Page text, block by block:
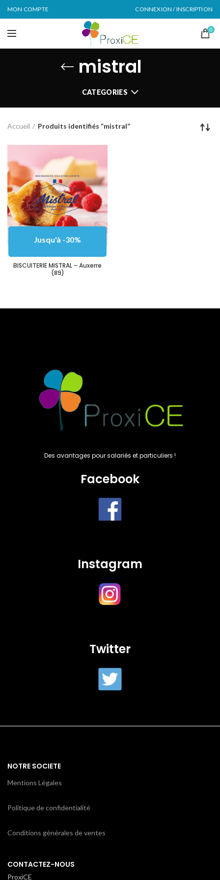
MON COMPTE CONNEXION / INSCRIPTION
0
mistral
CATEGORIES
Accueil Produits identifiés “mistral”
Jusqu'à -30%
BISCUITERIE MISTRAL – Auxerre
(89)
Des avantages pour salariés et particuliers !
Facebook
Instagram
Twitter
NOTRE SOCIETE
Mentions Légales
Politique de confidentialité
Conditions générales de ventes
CONTACTEZ-NOUS
ProxiCE